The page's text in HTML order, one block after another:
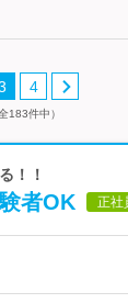
4
183件中）
！！
者OK 正社